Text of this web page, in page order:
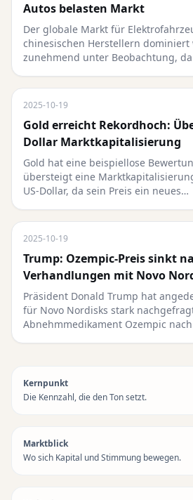
Autos belasten Markt
Der globale Markt für
chinesischen Herstellern
zunehmend unter Beobachtung,
2025-10-19
Gold erreicht Rekordhoch:
Dollar Marktkapitalisierung
Gold hat eine beispiellose
übersteigt eine
US-Dollar, da sein Preis ein neues…
2025-10-19
Trump: Ozempic-Preis sinkt
Verhandlungen mit Novo
Präsident Donald Trump hat
für Novo Nordisks stark
Abnehmmedikament Ozempic
Kernpunkt
Die Kennzahl, die den Ton setzt.
Marktblick
Wo sich Kapital und Stimmung bewegen.